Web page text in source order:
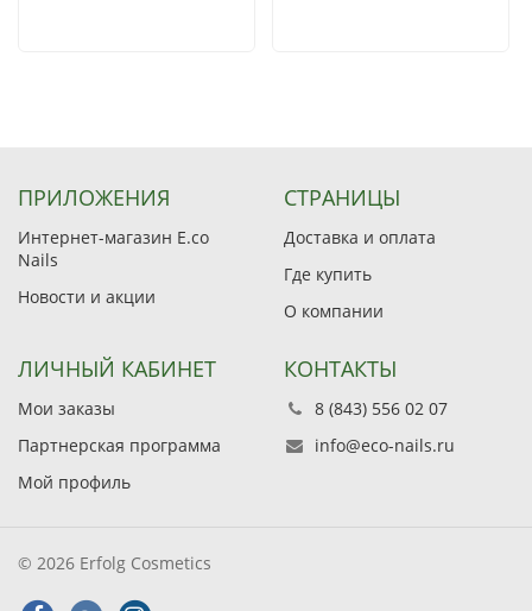
ПРИЛОЖЕНИЯ
Интернет-магазин E.co
Nails
Новости и акции
СТРАНИЦЫ
Доставка и оплата
Где купить
О компании
ЛИЧНЫЙ КАБИНЕТ
Мои заказы
Партнерская программа
Мой профиль
КОНТАКТЫ
8 (843) 556 02 07
info@eco-nails.ru
© 2026 Erfolg Cosmetics